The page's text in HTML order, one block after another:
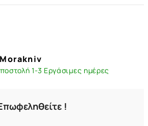
Morakniv
1-3 Εργάσιμες ημέρες
!